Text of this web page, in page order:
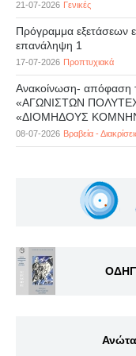
21-07-2026 Γενικές
Πρόγραμμα εξετάσεων
επανάληψη 1
17-07-2026 Προπτυχιακά
Ανακοίνωση- απόφαση
«ΑΓΩΝΙΣΤΩΝ
«ΔΙΟΜΗΔΟΥΣ
08-07-2026 Βραβεία -